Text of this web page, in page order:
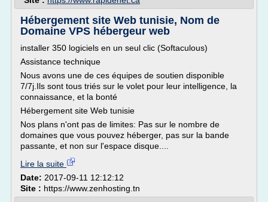
Hébergement site Web tunisie, Nom de
Domaine VPS hébergeur web
installer 350 logiciels en un seul clic (Softaculous)
Assistance technique
Nous avons une de ces équipes de soutien disponible
7/7j.Ils sont tous triés sur le volet pour leur intelligence, la
connaissance, et la bonté
Hébergement site Web tunisie
Nos plans n'ont pas de limites: Pas sur le nombre de
domaines que vous pouvez héberger, pas sur la bande
passante, et non sur l'espace disque....
Lire la suite
Date: 2017-09-11 12:12:12
Site : https://www.zenhosting.tn